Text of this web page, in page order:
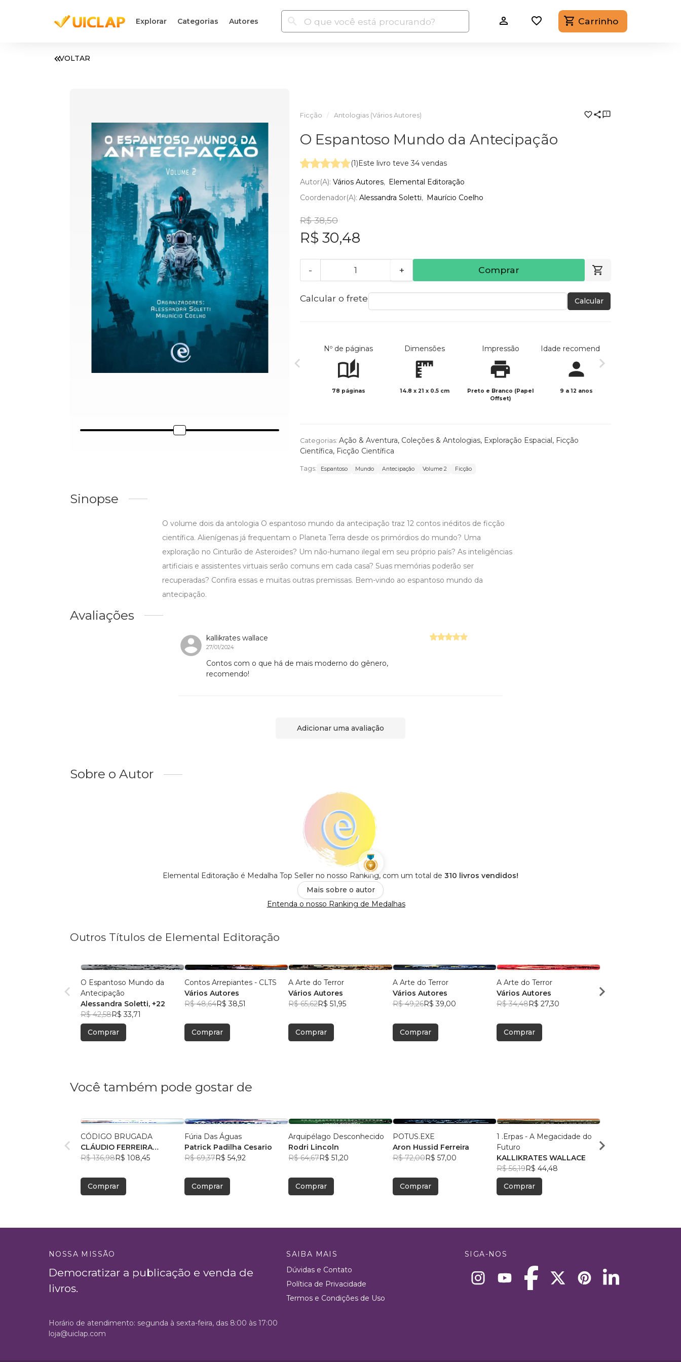
Explorar Categorias Autores Carrinho
VOLTAR
Ficção Antologias (Vários Autores)
O Espantoso Mundo da Antecipação
(1)Este livro teve 34 vendas
Autor(a): Vários Autores
Elemental Editoração
Coordenador(a): Alessandra Soletti Maurício Coelho
R$ 38,50
R$ 30,48
- + Comprar
Calcular o frete Calcular
Nº de páginas
78 páginas
Dimensões
14.8 x 21 x 0.5 cm
Impressão
Preto e Branco (Papel
Offset)
Idade recomendada
9 a 12 anos
Categorias: Ação & Aventura, Coleções & Antologias, Exploração Espacial, Ficção
Científica, Ficção Científica
Tags: Espantoso Mundo Antecipação Volume 2 Ficção
Sinopse
O volume dois da antologia O espantoso mundo da antecipação traz 12 contos inéditos de ficção
científica. Alienígenas já frequentam o Planeta Terra desde os primórdios do mundo? Uma
exploração no Cinturão de Asteroides? Um não-humano ilegal em seu próprio país? As inteligências
artificiais e assistentes virtuais serão comuns em cada casa? Suas memórias poderão ser
recuperadas? Confira essas e muitas outras premissas. Bem-vindo ao espantoso mundo da
antecipação.
Avaliações
kallikrates wallace
27/01/2024
Contos com o que há de mais moderno do gênero,
recomendo!
Adicionar uma avaliação
Sobre o Autor
Elemental Editoração é Medalha Top Seller no nosso Ranking, com um total de 310 livros vendidos!
Mais sobre o autor
Entenda o nosso Ranking de Medalhas
Outros Títulos de Elemental Editoração
O Espantoso Mundo da
Antecipação
Alessandra Soletti, +22
R$ 42,58R$ 33,71
Comprar
Contos Arrepiantes - CLTS
Vários Autores
R$ 48,64R$ 38,51
Comprar
A Arte do Terror
Vários Autores
R$ 65,62R$ 51,95
Comprar
A Arte do Terror
Vários Autores
R$ 49,26R$ 39,00
Comprar
A Arte do Terror
Vários Autores
R$ 34,48R$ 27,30
Comprar
Rocha e no Solo
Você também pode gostar de
CÓDIGO BRUGADA
CLÁUDIO FERREIRA
CAMPOS VIEIRA
R$ 136,98R$ 108,45
Comprar
Fúria Das Águas
Patrick Padilha Cesario
R$ 69,37R$ 54,92
Comprar
Arquipélago Desconhecido
Rodri Lincoln
R$ 64,67R$ 51,20
Comprar
POTUS.EXE
Aron Hussid Ferreira
R$ 72,00R$ 57,00
Comprar
1 .Erpas - A Megacidade do
Futuro
KALLIKRATES WALLACE
R$ 56,19R$ 44,48
Comprar
Possível II
NOSSA MISSÃO
Democratizar a publicação e venda de
livros.
SAIBA MAIS
Dúvidas e Contato
Política de Privacidade
Termos e Condições de Uso
SIGA-NOS
Horário de atendimento: segunda à sexta-feira, das 8:00 às 17:00
loja@uiclap.com